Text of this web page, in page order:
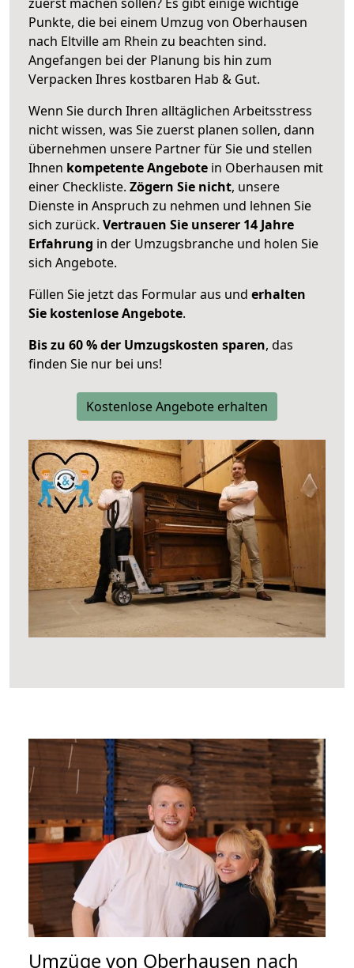
Punkte, die bei einem Umzug von Oberhausen
nach Eltville am Rhein zu beachten sind.
Angefangen bei der Planung bis hin zum
Verpacken Ihres kostbaren Hab & Gut.
Wenn Sie durch Ihren alltäglichen Arbeitsstress
nicht wissen, was Sie zuerst planen sollen, dann
übernehmen unsere Partner für Sie und stellen
Ihnen kompetente Angebote in Oberhausen mit
einer Checkliste. Zögern Sie nicht, unsere
Dienste in Anspruch zu nehmen und lehnen Sie
sich zurück. Vertrauen Sie unserer 14 Jahre
Erfahrung in der Umzugsbranche und holen Sie
sich Angebote.
Füllen Sie jetzt das Formular aus und erhalten
Sie kostenlose Angebote.
Bis zu 60 % der Umzugskosten sparen, das
finden Sie nur bei uns!
Kostenlose Angebote erhalten
Umzüge von Oberhausen nach